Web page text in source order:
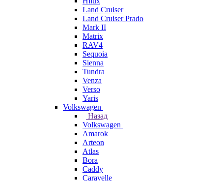
Land Cruiser
Land Cruiser Prado
Mark II
Matrix
RAV4
Sequoia
Sienna
Tundra
Venza
Verso
Yaris
Volkswagen
Назад
Volkswagen
Amarok
Arteon
Atlas
Bora
Caddy
Caravelle